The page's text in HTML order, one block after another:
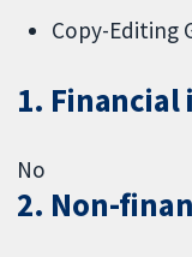
Copy-Editing
1. Financial
No
2. Non-